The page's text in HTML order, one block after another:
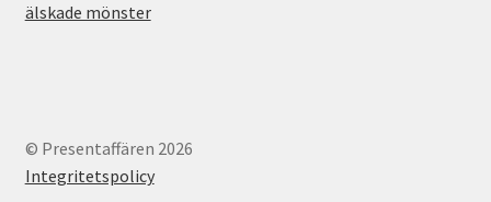
älskade mönster
© Presentaffären 2026
Integritetspolicy